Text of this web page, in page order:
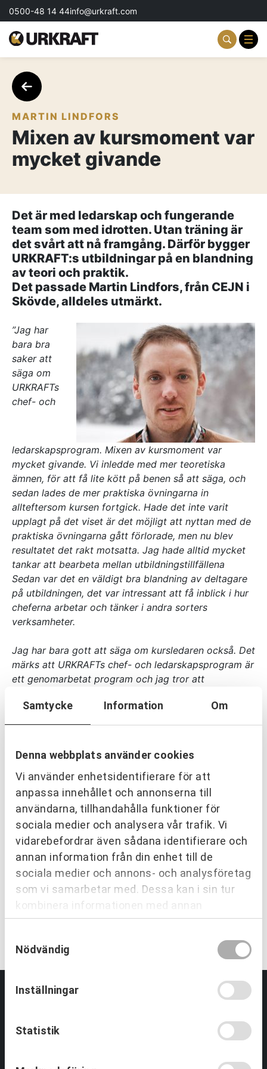
Samtycke Information Om
Denna webbplats använder cookies
Vi använder enhetsidentifierare för att
anpassa innehållet och annonserna till
användarna, tillhandahålla funktioner för
sociala medier och analysera vår trafik. Vi
vidarebefordrar även sådana identifierare och
annan information från din enhet till de
sociala medier och annons- och analysföretag
som vi samarbetar med. Dessa kan i sin tur
kombinera informationen med annan
information som du har tillhandahållit eller
som de har samlat in när du har använt deras
tjänster.
Nödvändig
Inställningar
Statistik
0500-48 14 44info@urkraft.com
Partnering & Samverkan
Event & Aktiviteter
Profil & Kommunikation
Aktuellt
Kontakta oss
Om oss
Referenser
—
Inre hamnen etapp 2 – tillsammans bygger
vi framtidens Norrköping
— Erfarenhetsåterföring skapar mervärde i
strategisk partnering
—
Vem leder processerna när projekten blir
allt mer komplexa?
— Partnering i praktiken – Växjös nya simhall
går in i produktion
541 31 Skövde
0500-48 14 44
info@urkraft.com
MARTIN LINDFORS
Mixen av kursmoment var
mycket givande
Det är med ledarskap och fungerande
team som med idrotten. Utan träning är
det svårt att nå framgång. Därför bygger
URKRAFT:s utbildningar på en blandning
av teori och praktik.
Det passade Martin Lindfors, från CEJN i
Skövde, alldeles utmärkt.
”Jag har
bara bra
saker att
säga om
URKRAFTs
chef- och
ledarskapsprogram. Mixen av kursmoment var
mycket givande. Vi inledde med mer teoretiska
ämnen, för att få lite kött på benen så att säga, och
sedan lades de mer praktiska övningarna in
allteftersom kursen fortgick. Hade det inte varit
upplagt på det viset är det möjligt att nyttan med de
praktiska övningarna gått förlorade, men nu blev
resultatet det rakt motsatta. Jag hade alltid mycket
tankar att bearbeta mellan utbildningstillfällena
Sedan var det en väldigt bra blandning av deltagare
på utbildningen, det var intressant att få inblick i hur
cheferna arbetar och tänker i andra sorters
verksamheter.
Jag har bara gott att säga om kursledaren också. Det
märks att URKRAFTs chef- och ledarskapsprogram är
ett genomarbetat program och jag tror att
hjälpa dem med deras personliga ledarskap. Jag
tyckte verkligen att det var tråkigt när programmet
alla chefer och ledare.”
Martin Lindfors, CEJN
EN TRYGG SAMARBETSPARTNER
Vi utvecklar människor och
organisationer över hela Sverige.